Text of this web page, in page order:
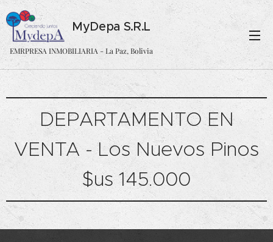
MyDepa S.R.L
EMRPRESA INMOBILIARIA - La Paz, Bolivia
DEPARTAMENTO EN
VENTA - Los Nuevos Pinos
$us 145.000